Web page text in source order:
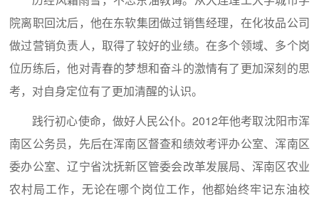
院离职回沈后，他在东软集团做过销售经理，在化妆品公司
做过营销负责人，取得了较好的业绩。在多个领域、多个岗
位历练后，他对青春的梦想和奋斗的激情有了更加深刻的思
考，对自身定位有了更加清醒的认识。
践行初心使命，做好人民公仆。2012年他考取沈阳市浑
南区公务员，先后在浑南区督查和绩效考评办公室、浑南区
委办公室、辽宁省沈抚新区管委会改革发展局、浑南区农业
农村局工作，无论在哪个岗位工作，他都始终牢记东油校